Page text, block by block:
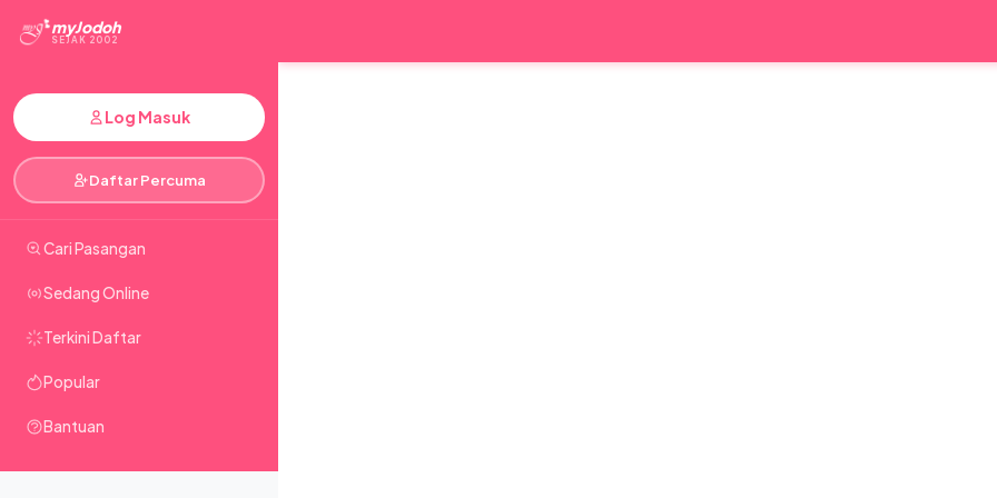
myJodoh
SEJAK 2002
Log Masuk
Daftar Percuma
Cari Pasangan
Sedang Online
Terkini Daftar
Popular
Bantuan